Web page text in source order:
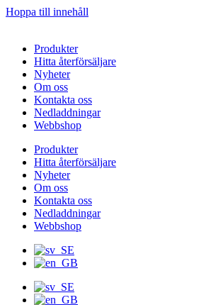
Hoppa till innehåll
Produkter
Hitta återförsäljare
Nyheter
Om oss
Kontakta oss
Nedladdningar
Webbshop
Produkter
Hitta återförsäljare
Nyheter
Om oss
Kontakta oss
Nedladdningar
Webbshop